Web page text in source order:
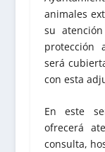
animales
su
protección
será
con esta
En este
ofrecerá
consulta,